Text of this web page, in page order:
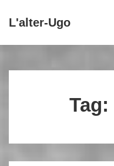
Vai
principale
L'alter-Ugo
principale
Tag: